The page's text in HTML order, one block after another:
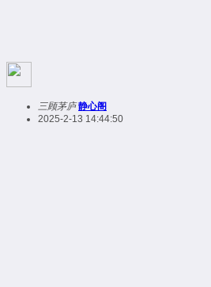
三顾茅庐 静心阁
2025-2-13 14:44:50